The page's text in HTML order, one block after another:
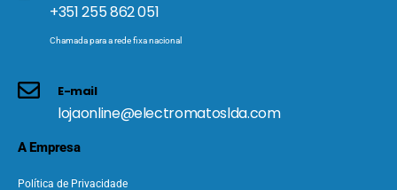
+351 255 862 051
Chamada para a rede fixa nacional
E-mail
lojaonline@electromatoslda.com
A Empresa
Política de Privacidade